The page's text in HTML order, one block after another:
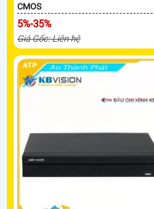
CMOS
5%-35%
Giá Gốc: Liên hệ